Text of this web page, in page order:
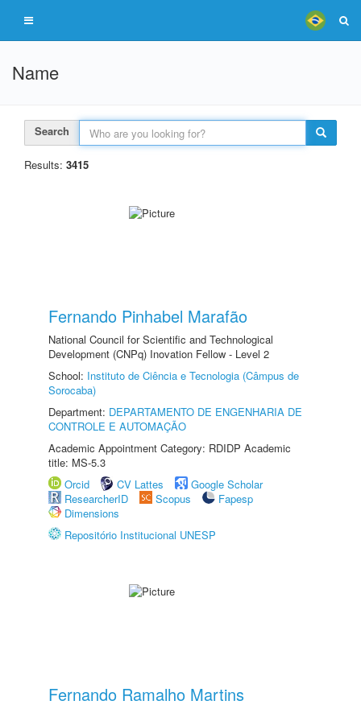
Name
Search
Results: 3415
Fernando Pinhabel Marafão
National Council for Scientific and Technological
Development (CNPq) Inovation Fellow - Level 2
School: Instituto de Ciência e Tecnologia (Câmpus de
Sorocaba)
Department: DEPARTAMENTO DE ENGENHARIA DE
CONTROLE E AUTOMAÇÃO
Academic Appointment Category: RDIDP Academic
title: MS-5.3
Orcid
CV Lattes
Google Scholar
ResearcherID
Scopus
Fapesp
Dimensions
Repositório Institucional UNESP
Fernando Ramalho Martins